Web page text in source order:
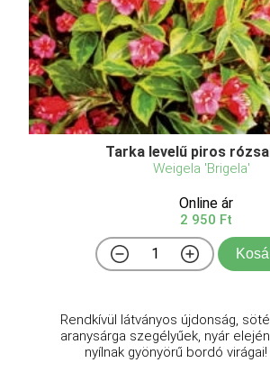
Tarka levelű piros
Weigela 'Brigela'
Online ár
2 950 Ft
Rendkívül látványos újdonság,
aranysárga szegélyűek, nyár
nyílnak gyönyörű bordó